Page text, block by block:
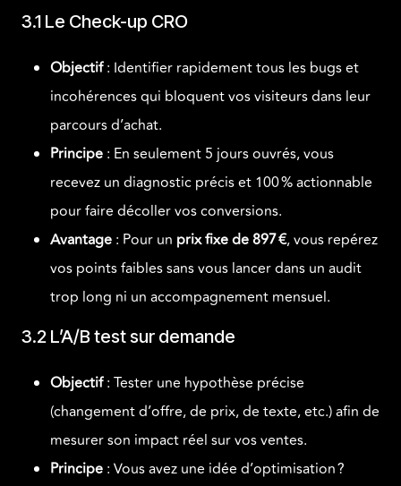
3.1 Le Check-up CRO
Objectif: Identifier rapidement tous les bugs et
incohérences qui bloquent vos visiteurs dans leur
parcours d’achat.
Principe : En seulement 5 jours ouvrés, vous
recevez un diagnostic précis et 100 % actionnable
pour faire décoller vos conversions.
Avantage : Pour un prix fixe de 897 €, vous repérez
vos points faibles sans vous lancer dans un audit
trop long ni un accompagnement mensuel.
3.2 L’A/B test sur demande
Objectif: Tester une hypothèse précise
(changement d’offre, de prix, de texte, etc.) afin de
mesurer son impact réel sur vos ventes.
Principe : Vous avez une idée d’optimisation ?